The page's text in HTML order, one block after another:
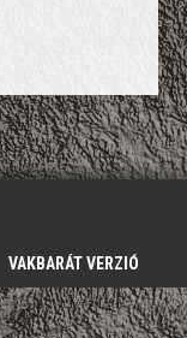
VAKBARÁT VERZIÓ